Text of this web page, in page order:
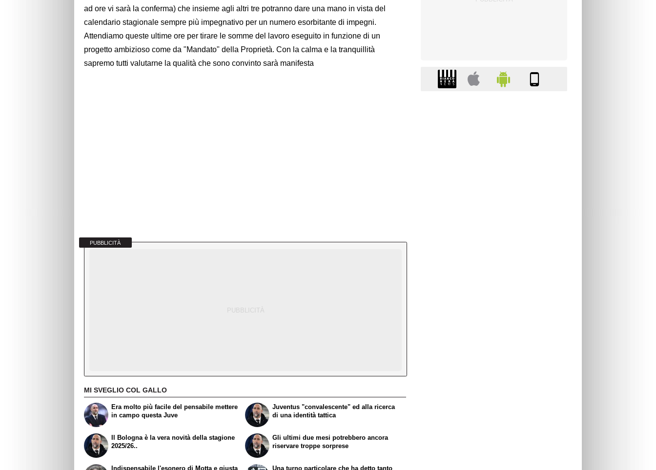
ad ore vi sarà la conferma) che insieme agli altri tre potranno dare una mano in vista del
calendario stagionale sempre più impegnativo per un numero esorbitante di impegni.
Attendiamo queste ultime ore per tirare le somme del lavoro eseguito in funzione di un
progetto ambizioso come da "Mandato" della Proprietà. Con la calma e la tranquillità
sapremo tutti valutarne la qualità che sono convinto sarà manifesta
PUBBLICITÀ
MI SVEGLIO COL GALLO
Era molto più facile del pensabile mettere
in campo questa Juve
Il Bologna è la vera novità della stagione
2025/26..
Juventus "convalescente" ed alla ricerca
di una identità tattica
Gli ultimi due mesi potrebbero ancora
riservare troppe sorprese
Indispensabile l'esonero di Motta e giusta
Una turno particolare che ha detto tanto